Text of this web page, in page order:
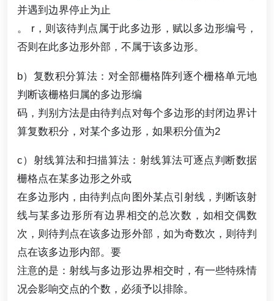
并遇到边界停止为止
。 r，则该待判点属于此多边形，赋以多边形编号，
否则在此多边形外部，不属于该多边形。
b）复数积分算法：对全部栅格阵列逐个栅格单元地
判断该栅格归属的多边形编
码，判别方法是由待判点对每个多边形的封闭边界计
算复数积分，对某个多边形，如果积分值为2
c）射线算法和扫描算法：射线算法可逐点判断数据
栅格点在某多边形之外或
在多边形内，由待判点向图外某点引射线，判断该射
线与某多边形所有边界相交的总次数，如相交偶数
次，则待判点在该多边形外部，如为奇数次，则待判
点在该多边形内部。要
注意的是：射线与多边形边界相交时，有一些特殊情
况会影响交点的个数，必须予以排除。